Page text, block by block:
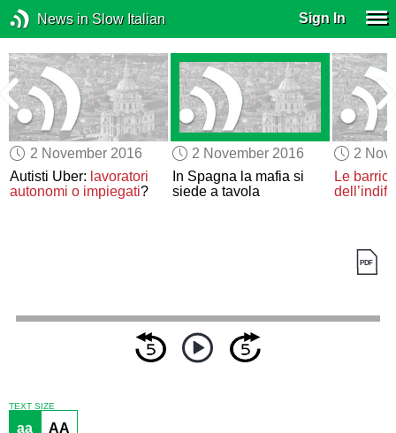
News in Slow Italian Sign In
2 November 2016
Autisti Uber: lavoratori
autonomi o impiegati?
2 November 2016
In Spagna la mafia si
siede a tavola
2
Le
TEXT SIZE
aa AA